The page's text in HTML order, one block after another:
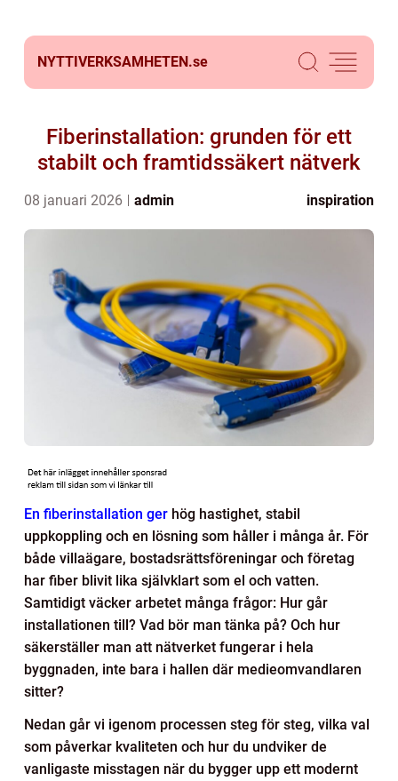
NYTTIVERKSAMHETEN.se
Fiberinstallation: grunden för ett
stabilt och framtidssäkert nätverk
08 januari 2026 admin inspiration
En fiberinstallation ger hög hastighet, stabil
uppkoppling och en lösning som håller i många år. För
både villaägare, bostadsrättsföreningar och företag
har fiber blivit lika självklart som el och vatten.
Samtidigt väcker arbetet många frågor: Hur går
installationen till? Vad bör man tänka på? Och hur
säkerställer man att nätverket fungerar i hela
byggnaden, inte bara i hallen där medieomvandlaren
sitter?
Nedan går vi igenom processen steg för steg, vilka val
som påverkar kvaliteten och hur du undviker de
vanligaste misstagen när du bygger upp ett modernt